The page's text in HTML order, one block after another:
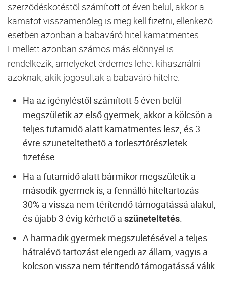
szerződéskötéstől számított öt éven belül, akkor a
kamatot visszamenőleg is meg kell fizetni, ellenkező
esetben azonban a babaváró hitel kamatmentes.
Emellett azonban számos más előnnyel is
rendelkezik, amelyeket érdemes lehet kihasználni
azoknak, akik jogosultak a babaváró hitelre.
Ha az igényléstől számított 5 éven belül
megszületik az első gyermek, akkor a kölcsön a
teljes futamidő alatt kamatmentes lesz, és 3
évre szüneteltethető a törlesztőrészletek
fizetése.
Ha a futamidő alatt bármikor megszületik a
második gyermek is, a fennálló hiteltartozás
30%-a vissza nem térítendő támogatássá alakul,
és újabb 3 évig kérhető a szüneteltetés.
A harmadik gyermek megszületésével a teljes
hátralévő tartozást elengedi az állam, vagyis a
kölcsön vissza nem térítendő támogatássá válik.